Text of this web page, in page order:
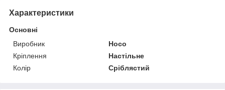
Характеристики
Основні
Виробник
Hoco
Кріплення
Настільне
Колір
Сріблястий